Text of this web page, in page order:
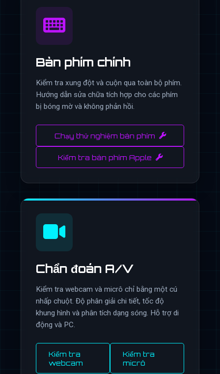
Bàn phím chính
Kiểm tra xung đột và cuộn qua toàn bộ phím.
Hướng dẫn sửa chữa tích hợp cho các phím
bị bóng mờ và không phản hồi.
Chạy thử nghiệm bàn phím
Kiểm tra bàn phím Apple
Chẩn đoán A/V
Kiểm tra webcam và micrô chỉ bằng một cú
nhấp chuột. Độ phân giải chi tiết, tốc độ
khung hình và phân tích dạng sóng. Hỗ trợ di
động và PC.
Kiểm tra
webcam
Kiểm tra
micrô